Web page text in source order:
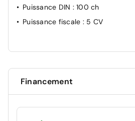
Puissance DIN : 100 ch
Puissance fiscale : 5 CV
Financement